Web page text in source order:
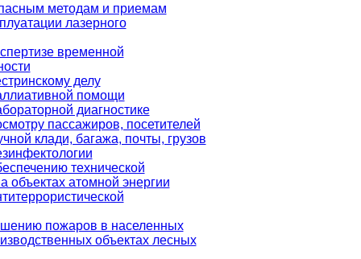
методам и приемам
лазерного
временной
делу
помощи
диагностике
пассажиров, посетителей
клади, багажа, почты, грузов
технической
объектах атомной энергии
пожаров в населенных
объектах лесных